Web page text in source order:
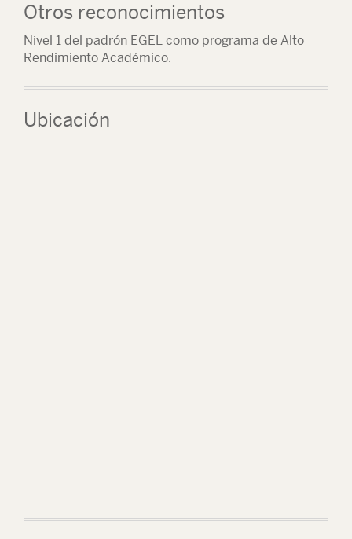
Otros reconocimientos
Nivel 1 del padrón EGEL como programa de Alto
Rendimiento Académico.
Ubicación